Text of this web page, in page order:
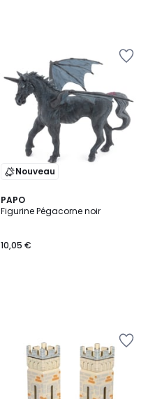
Nouveau
PAPO
Figurine Pégacorne noir
10,05 €